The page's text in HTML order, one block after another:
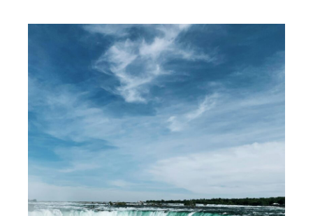
service juridique des mutuelles…) dont elle ne
connaît pas toujours très bien les prérogatives et les
ressorts. En plus d’engendrer un sentiment
d’errance et d’agacement, cette méconnaissance
juridique peut se solder par une perte de temps (pour
l’ensemble des protagonistes) et d’argent.
Avec sa nouvelle rubrique baptisée « MastoDont »
(en référence aux défenses portées par certains
animaux comme les éléphants), La Dent Bleue
propose aux patient.e.s et victimes du secteur